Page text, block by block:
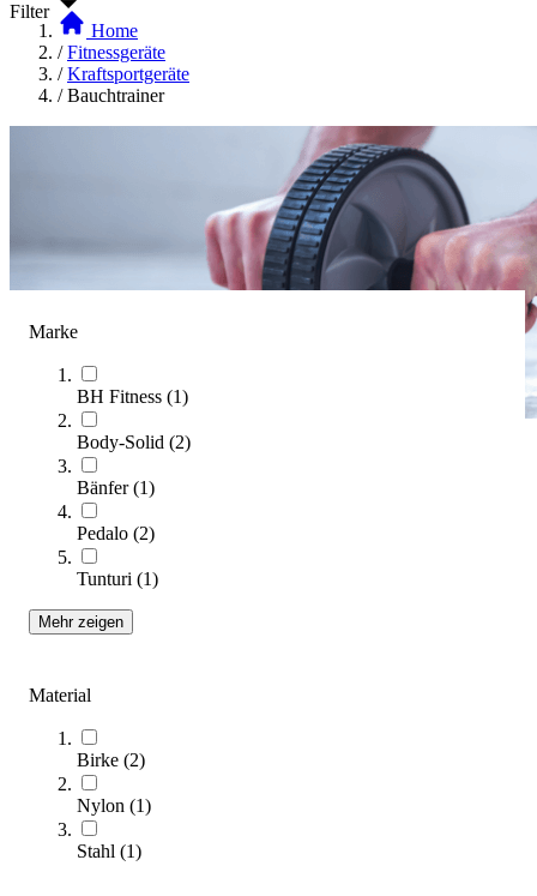
Filter
Marke
BH Fitness (1)
Body-Solid (2)
Bänfer(1)
Pedalo (2)
Tunturi (1)
Mehr zeigen
Material
Birke (2)
Nylon (1)
Stahl (1)
Home
/ Fitnessgeräte
/ Kraftsportgeräte
/ Bauchtrainer
Bauchtrainer
Artikel)
Finden Sie den passenden Bauchtrainer für Ihr Training! In
unserem Ratgeber erfahren Sie, worauf es beim Kauf ankommt –
von der richtigen Ausführung bis zur Trainingsvielfalt.
Kategorien & Filter
Sortieren nach